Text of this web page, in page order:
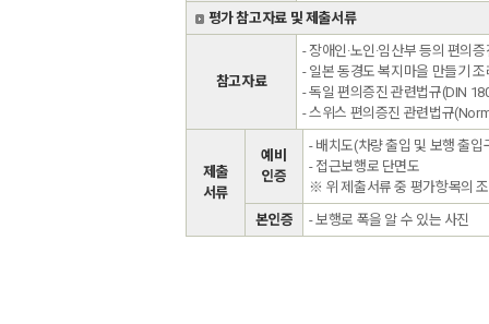
평가 참고자료 및 제출서류
참고자료
- 장애인·노인·임산부 등의 편의
- 일본 동경도 복지마을 만들기 조
- 독일 편의증진 관련법규(DIN
- 스위스 편의증진 관련법규
제출
서류
예비
인증
- 배치도(차량 출입 및 보행 출입
- 접근보행로 단면도
※ 위 제출서류 중 평가항목의
본인증
- 보행로 폭을 알 수 있는 사진